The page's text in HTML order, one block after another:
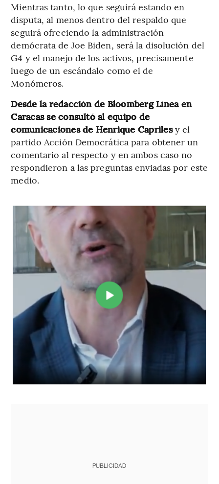
Mientras tanto, lo que seguirá estando en
disputa, al menos dentro del respaldo que
seguirá ofreciendo la administración
demócrata de Joe Biden, será la disolución del
G4 y el manejo de los activos, precisamente
luego de un escándalo como el de
Monómeros.
Desde la redacción de Bloomberg Línea en
Caracas se consultó al equipo de
comunicaciones de Henrique Caprilesy el
partido Acción Democrática para obtener un
comentario al respecto y en ambos caso no
respondieron a las preguntas enviadas por este
medio.
PUBLICIDAD